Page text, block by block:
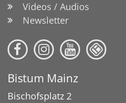
Videos / Audios
Newsletter
Bistum Mainz
Bischofsplatz 2